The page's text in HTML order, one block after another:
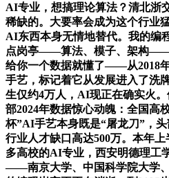
AI专业，想搞理论算法？清北浙
稀缺的。大要率会成为这个行业
AI东西本身无情地替代。我的编
点岗亭——算法、模子、架构——
给你一个数据就懂了——从2018
手艺，标记着它从发展进入了洗
生仅约4万人，AI现正在确实火
部2024年数据惊心动魄：全国高
杯”AI手艺本身既是“屠龙刀”，
行业人才缺口高达500万。本年
多高校的AI专业，西安明德理工
——南京大学、中国科学院大学、